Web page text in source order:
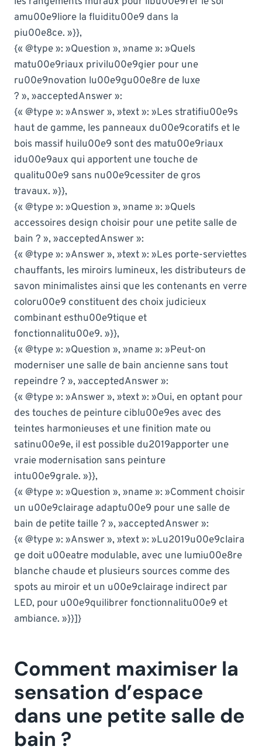
amu00e9liore la fluiditu00e9 dans la
piu00e8ce. »}},
{« @type »: »Question », »name »: »Quels
matu00e9riaux privilu00e9gier pour une
ru00e9novation lu00e9gu00e8re de luxe
? », »acceptedAnswer »:
{« @type »: »Answer », »text »: »Les stratifiu00e9s
haut de gamme, les panneaux du00e9coratifs et le
bois massif huilu00e9 sont des matu00e9riaux
idu00e9aux qui apportent une touche de
qualitu00e9 sans nu00e9cessiter de gros
travaux. »}},
{« @type »: »Question », »name »: »Quels
accessoires design choisir pour une petite salle de
bain ? », »acceptedAnswer »:
{« @type »: »Answer », »text »: »Les porte-serviettes
chauffants, les miroirs lumineux, les distributeurs de
savon minimalistes ainsi que les contenants en verre
coloru00e9 constituent des choix judicieux
combinant esthu00e9tique et
fonctionnalitu00e9. »}},
{« @type »: »Question », »name »: »Peut-on
moderniser une salle de bain ancienne sans tout
repeindre ? », »acceptedAnswer »:
{« @type »: »Answer », »text »: »Oui, en optant pour
des touches de peinture ciblu00e9es avec des
teintes harmonieuses et une finition mate ou
satinu00e9e, il est possible du2019apporter une
vraie modernisation sans peinture
intu00e9grale. »}},
{« @type »: »Question », »name »: »Comment choisir
un u00e9clairage adaptu00e9 pour une salle de
bain de petite taille ? », »acceptedAnswer »:
{« @type »: »Answer », »text »: »Lu2019u00e9claira
ge doit u00eatre modulable, avec une lumiu00e8re
blanche chaude et plusieurs sources comme des
spots au miroir et un u00e9clairage indirect par
LED, pour u00e9quilibrer fonctionnalitu00e9 et
ambiance. »}}]}
Comment maximiser la
sensation d’espace
dans une petite salle de
bain ?